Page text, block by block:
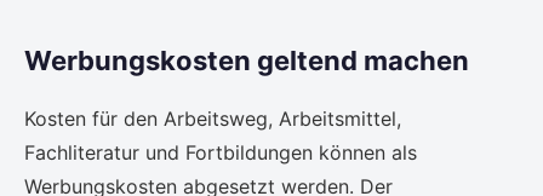
Werbungskosten geltend machen
Kosten für den Arbeitsweg, Arbeitsmittel,
Fachliteratur und Fortbildungen können als
Werbungskosten abgesetzt werden. Der